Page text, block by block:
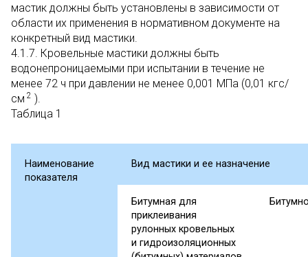
мастик должны быть установлены в зависимости от
области их применения в нормативном документе на
конкретный вид мастики.
4.1.7. Кровельные мастики должны быть
водонепроницаемыми при испытании в течение не
менее 72 ч при давлении не менее 0,001 МПа (0,01 кгс/
см 2 ).
Таблица 1
Наименование
показателя
Вид мастики и ее назначение
Битумная для
приклеивания
рулонных кровельных
и гидроизоляционных